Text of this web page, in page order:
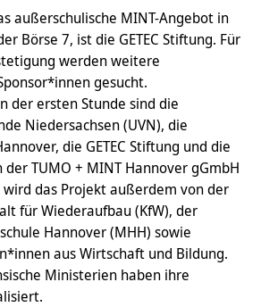
außerschulische MINT-Angebot in
Börse 7, ist die GETEC Stiftung. Für
werden weitere
gesucht.
der ersten Stunde sind die
Niedersachsen (UVN), die
die GETEC Stiftung und die
der TUMO + MINT Hannover gGmbH
das Projekt außerdem von der
für Wiederaufbau (KfW), der
Hannover (MHH) sowie
aus Wirtschaft und Bildung.
Ministerien haben ihre